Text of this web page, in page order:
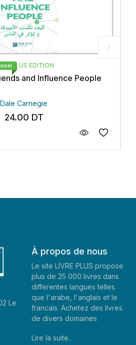
PLUS EDITION
and Influence People
Dale Carnegie
24.00 DT
Le
À propos de nous
Le site LIVRE PLUS propose
plus de 25 000 livres dans
differentes langues telles
que l'arabe, l'anglais et le
francais. Achetez des livres
de divers domaines
Lire la suite..